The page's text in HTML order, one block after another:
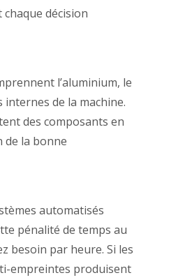
décision
l’aluminium, le
de la machine.
des composants en
de la bonne
automatisés
pénalité de temps au
besoin par heure. Si les
empreintes produisent